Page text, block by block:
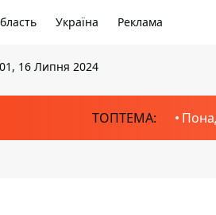
Україна Реклама
16 Липня 2024
ТОПТЕМА: